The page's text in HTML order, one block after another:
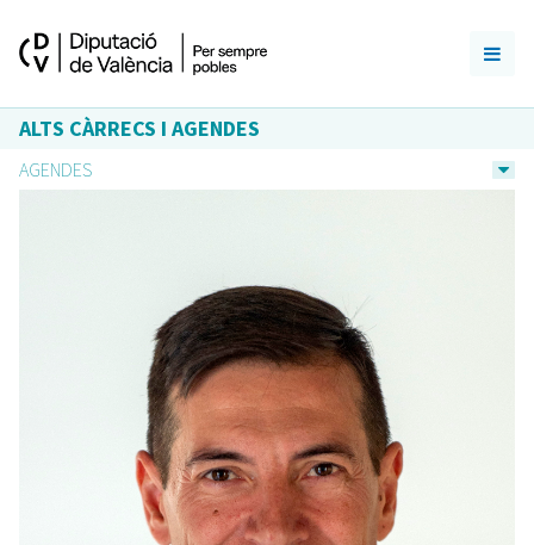
ALTS CÀRRECS I AGENDES
AGENDES